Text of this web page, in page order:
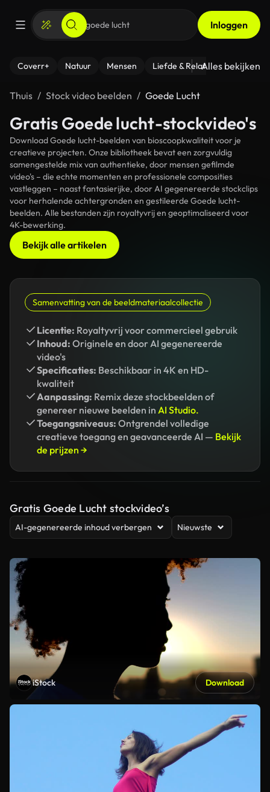
Inloggen
Coverr+ Natuur Mensen Liefde & Relaties - Fitness
Alles bekijken
Thuis Stock video beelden Goede Lucht
Gratis Goede lucht-stockvideo's
Download Goede lucht-beelden van bioscoopkwaliteit voor je
creatieve projecten. Onze bibliotheek bevat een zorgvuldig
samengestelde mix van authentieke, door mensen gefilmde
video's – die echte momenten en professionele composities
vastleggen – naast fantasierijke, door AI gegenereerde stockclips
voor herhalende achtergronden en gestileerde Goede lucht-
beelden. Alle bestanden zijn royaltyvrij en geoptimaliseerd voor
4K-bewerking.
Bekijk alle artikelen
Samenvatting van de beeldmateriaalcollectie
Licentie: Royaltyvrij voor commercieel gebruik
Inhoud: Originele en door AI gegenereerde
video's
Specificaties: Beschikbaar in 4K en HD-
kwaliteit
Aanpassing: Remix deze stockbeelden of
genereer nieuwe beelden in AI Studio.
Toegangsniveaus: Ontgrendel volledige
creatieve toegang en geavanceerde AI — Bekijk
de prijzen →
Gratis Goede Lucht stockvideo’s
AI-gegenereerde inhoud verbergen Nieuwste
iStock Download